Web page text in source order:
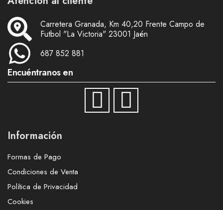
Carretera Granada, Km 40,20 Frente Campo de
Futbol "La Victoria" 23001 Jaén
687 852 881
Encuéntranos en
Información
Formas de Pago
Condiciones de Venta
Política de Privacidad
Cookies